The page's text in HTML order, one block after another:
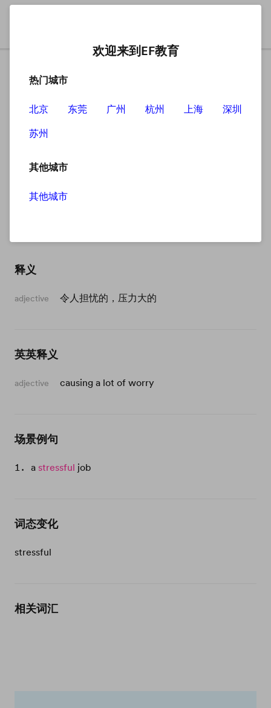
stressful
释义
adjective 令人担忧的，压力大的
英英释义
adjective causing a lot of worry
场景例句
a stressful job
词态变化
stressful
相关词汇
欢迎来到EF教育
热门城市
北京 东莞 广州 杭州 上海
深圳
苏州
其他城市
其他城市